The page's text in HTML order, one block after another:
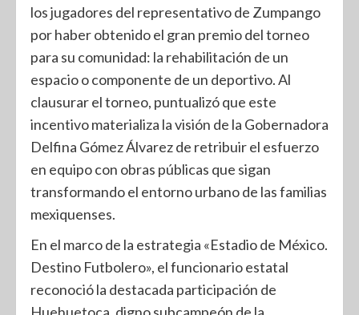
los jugadores del representativo de Zumpango
por haber obtenido el gran premio del torneo
para su comunidad: la rehabilitación de un
espacio o componente de un deportivo. Al
clausurar el torneo, puntualizó que este
incentivo materializa la visión de la Gobernadora
Delfina Gómez Álvarez de retribuir el esfuerzo
en equipo con obras públicas que sigan
transformando el entorno urbano de las familias
mexiquenses.
En el marco de la estrategia «Estadio de México.
Destino Futbolero», el funcionario estatal
reconoció la destacada participación de